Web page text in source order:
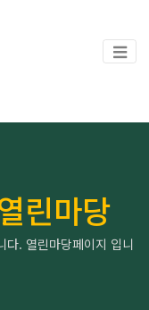
린마당
다. 열린마당페이지 입니